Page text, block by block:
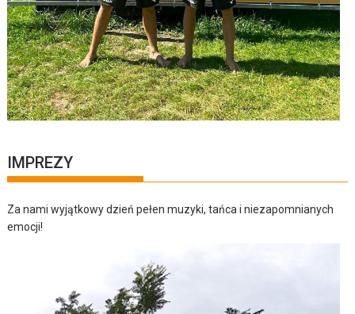
IMPREZY
Za nami wyjątkowy dzień pełen muzyki, tańca i niezapomnianych
emocji!